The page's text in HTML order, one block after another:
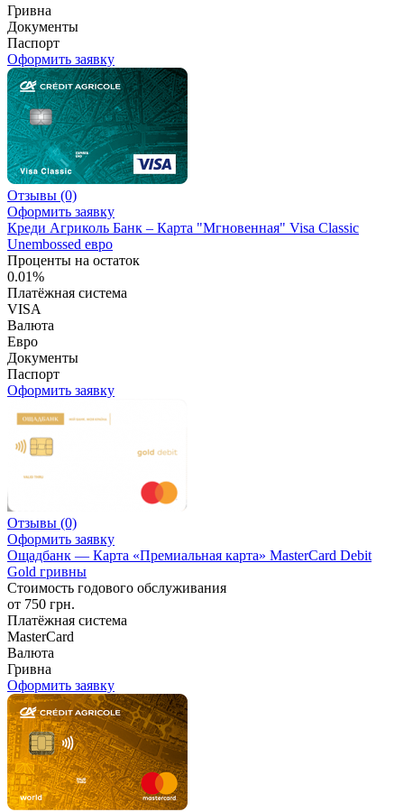
Гривна
Документы
Паспорт
Оформить заявку
Отзывы (0)
Оформить заявку
Креди Агриколь Банк – Карта "Мгновенная" Visa Classic
Unembossed евро
Проценты на остаток
0.01%
Платёжная система
VISA
Валюта
Евро
Документы
Паспорт
Оформить заявку
Отзывы (0)
Оформить заявку
Ощадбанк — Карта «Премиальная карта» MasterCard Debit
Gold гривны
Стоимость годового обслуживания
от 750 грн.
Платёжная система
MasterCard
Валюта
Гривна
Оформить заявку